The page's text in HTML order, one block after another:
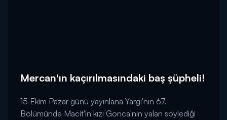
Mercan'ın kaçırılmasındaki baş şüpheli!
15 Ekim Pazar günü yayınlana Yargı'nın 67.
Bölümünde Macit'in kızı Gonca'nın yalan söylediği